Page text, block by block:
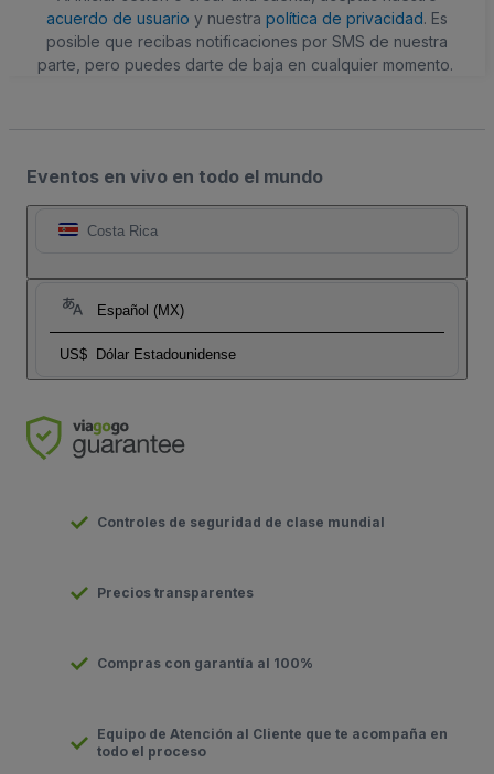
acuerdo de usuario y nuestra política de privacidad. Es
posible que recibas notificaciones por SMS de nuestra
parte, pero puedes darte de baja en cualquier momento.
Eventos en vivo en todo el mundo
Costa Rica
Español (MX)
US$ Dólar Estadounidense
Controles de seguridad de clase mundial
Precios transparentes
Compras con garantía al 100%
Equipo de Atención al Cliente que te acompaña en
todo el proceso